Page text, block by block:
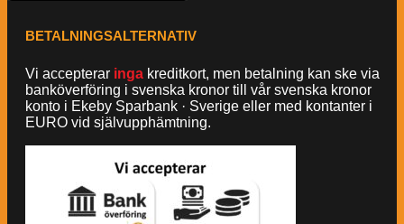
BETALNINGSALTERNATIV
Vi accepterar inga kreditkort, men betalning kan ske via
banköverföring i svenska kronor till vår svenska kronor
konto i Ekeby Sparbank · Sverige eller med kontanter i
EURO vid självupphämtning.